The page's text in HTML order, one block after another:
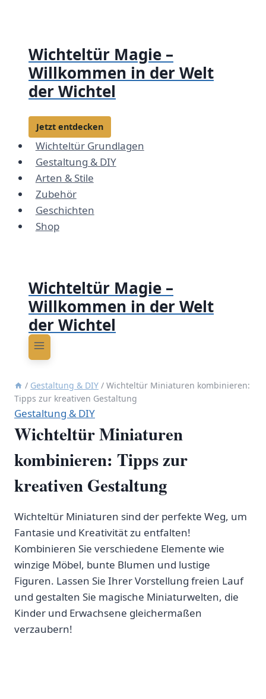
Wichteltür Magie –
Willkommen in der Welt
der Wichtel
Jetzt entdecken
Wichteltür Grundlagen
Gestaltung & DIY
Arten & Stile
Zubehör
Geschichten
Shop
Wichteltür Magie –
Willkommen in der Welt
der Wichtel
/ Gestaltung & DIY / Wichteltür Miniaturen kombinieren:
Tipps zur kreativen Gestaltung
Gestaltung & DIY
Wichteltür Miniaturen
kombinieren: Tipps zur
kreativen Gestaltung
Wichteltür Miniaturen sind der perfekte Weg, um
Fantasie und Kreativität zu entfalten!
Kombinieren Sie verschiedene Elemente wie
winzige Möbel, bunte Blumen und lustige
Figuren. Lassen Sie Ihrer Vorstellung freien Lauf
und gestalten Sie magische Miniaturwelten, die
Kinder und Erwachsene gleichermaßen
verzaubern!